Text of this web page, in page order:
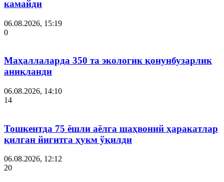
камайди
06.08.2026, 15:19
0
Маҳаллаларда 350 та экологик қонунбузарлик
аниқланди
06.08.2026, 14:10
14
Тошкентда 75 ёшли аёлга шаҳвоний ҳаракатлар
қилган йигитга ҳукм ўқилди
06.08.2026, 12:12
20